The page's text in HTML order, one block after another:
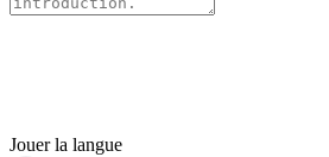
Jouer la langue